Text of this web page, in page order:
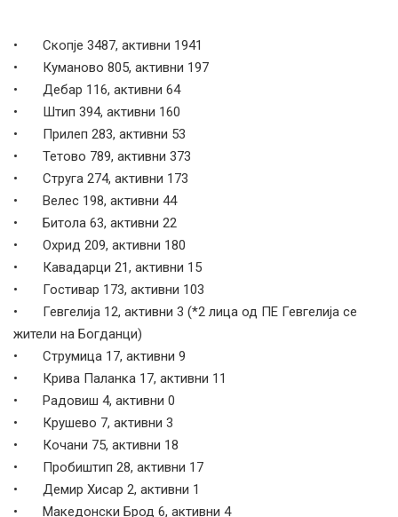
• Скопје 3487, активни 1941
• Куманово 805, активни 197
• Дебар 116, активни 64
• Штип 394, активни 160
• Прилеп 283, активни 53
• Тетово 789, активни 373
• Струга 274, активни 173
• Велес 198, активни 44
• Битола 63, активни 22
• Охрид 209, активни 180
• Кавадарци 21, активни 15
• Гостивар 173, активни 103
• Гевгелија 12, активни 3 (*2 лица од ПЕ Гевгелија се
жители на Богданци)
• Струмица 17, активни 9
• Крива Паланка 17, активни 11
• Радовиш 4, активни 0
• Крушево 7, активни 3
• Кочани 75, активни 18
• Пробиштип 28, активни 17
• Демир Хисар 2, активни 1
• Македонски Брод 6, активни 4